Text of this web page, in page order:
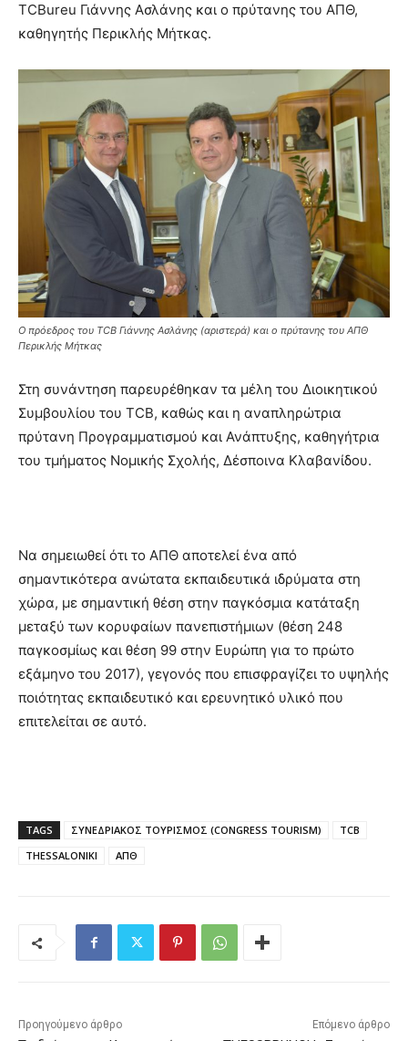
TCBureu Γιάννης Ασλάνης και o πρύτανης του ΑΠΘ,
καθηγητής Περικλής Μήτκας.
Ο πρόεδρος του TCB Γιάννης Ασλάνης (αριστερά) και ο πρύτανης του ΑΠΘ
Περικλής Μήτκας
Στη συνάντηση παρευρέθηκαν τα μέλη του Διοικητικού
Συμβουλίου του ΤCB, καθώς και η αναπληρώτρια
πρύτανη Προγραμματισμού και Ανάπτυξης, καθηγήτρια
του τμήματος Νομικής Σχολής, Δέσποινα Κλαβανίδου.
Να σημειωθεί ότι το ΑΠΘ αποτελεί ένα από
σημαντικότερα ανώτατα εκπαιδευτικά ιδρύματα στη
χώρα, με σημαντική θέση στην παγκόσμια κατάταξη
μεταξύ των κορυφαίων πανεπιστήμιων (θέση 248
παγκοσμίως και θέση 99 στην Ευρώπη για το πρώτο
εξάμηνο του 2017), γεγονός που επισφραγίζει το υψηλής
ποιότητας εκπαιδευτικό και ερευνητικό υλικό που
επιτελείται σε αυτό.
TAGS ΣΥΝΕΔΡΙΑΚΟΣ ΤΟΥΡΙΣΜΟΣ (CONGRESS TOURISM)
TCB
THESSALONIKI
ΑΠΘ
Προηγούμενο άρθρο Επόμενο άρθρο